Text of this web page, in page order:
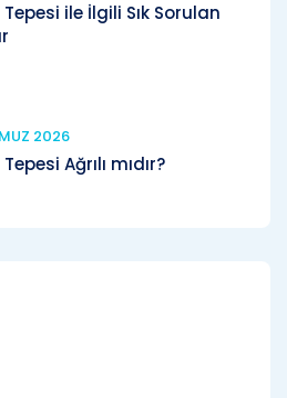
ile İlgili Sık Sorulan
2026
Ağrılı mıdır?